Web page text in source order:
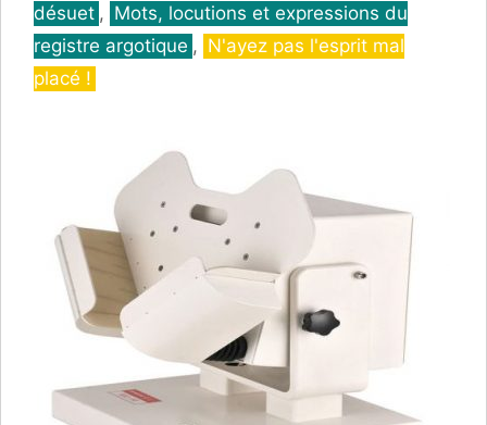
désuet , Mots, locutions et expressions du
registre argotique , N'ayez pas l'esprit mal
placé !